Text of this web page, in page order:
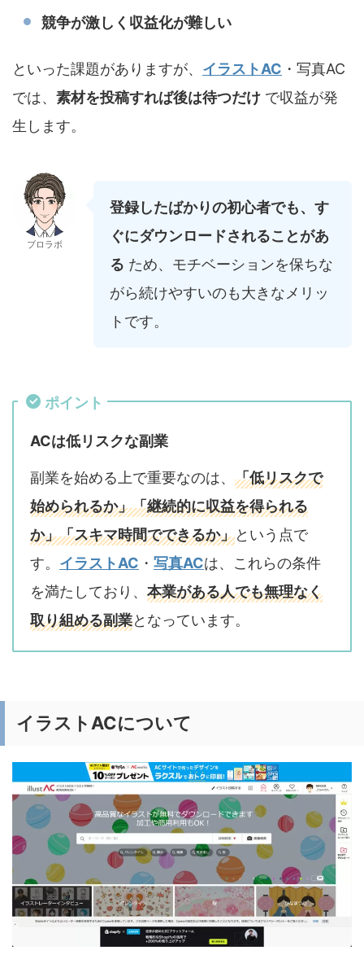
競争が激しく収益化が難しい
といった課題がありますが、 イラストAC ・写真AC
では、 素材を投稿すれば後は待つだけ で収益が発
生します。
ブロラボ
登録したばかりの初心者でも、す
ぐにダウンロードされることがあ
る ため、モチベーションを保ちな
がら続けやすいのも大きなメリッ
トです。
ポイント
ACは低リスクな副業
副業を始める上で重要なのは、 「低リスクで
始められるか」「継続的に収益を得られる
か」「スキマ時間でできるか」という点で
す。 イラストAC ・ 写真ACは、これらの条件
を満たしており、 本業がある人でも無理なく
取り組める副業となっています。
イラストACについて